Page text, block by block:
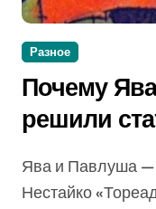
Разное
Почему
решили
Ява и Павлуша — герои повести Всеволода
Нестайко